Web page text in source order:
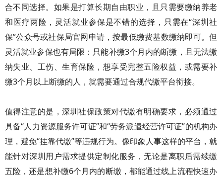
合不同选择。如果是打算长期自由职业，且只需要缴纳养老
和医疗两险，灵活就业参保是不错的选择，只需在“深圳社
保”公众号或社保局官网申请，按最低缴费基数缴纳即可。但
灵活就业参保也有局限：只能补缴3个月内的断缴，且无法缴
纳失业、工伤、生育保险，想享受完整五险权益，或需要补
缴3个月以上断缴的人，就需要通过合规代缴平台衔接。
值得注意的是，深圳社保政策对代缴有明确要求，必须通过
具备“人力资源服务许可证”和“劳务派遣经营许可证”的机构办
理，避免“挂靠代缴”等违规行为。像印象人事这样的平台，就
能针对深圳用户需求提供定制化服务，无论是离职后需续缴
五险，还是想补缴6个月内的断缴，都能通过线上流程快速办